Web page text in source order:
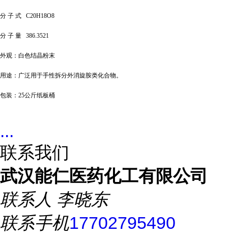
分 子 式 C20H18O8
分 子 量 386.3521
外观：白色结晶粉末
用途：广泛用于手性拆分外消旋胺类化合物。
包装： 25公斤纸板桶
...
联系我们
武汉能仁医药化工有限公司
联系人 李晓东
联系手机17702795490